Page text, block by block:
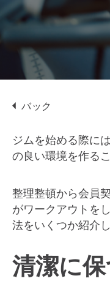
バック
ジムを始める際に
の良い環境を作る
整理整頓から会員
がワークアウトを
法をいくつか紹介し
清潔に